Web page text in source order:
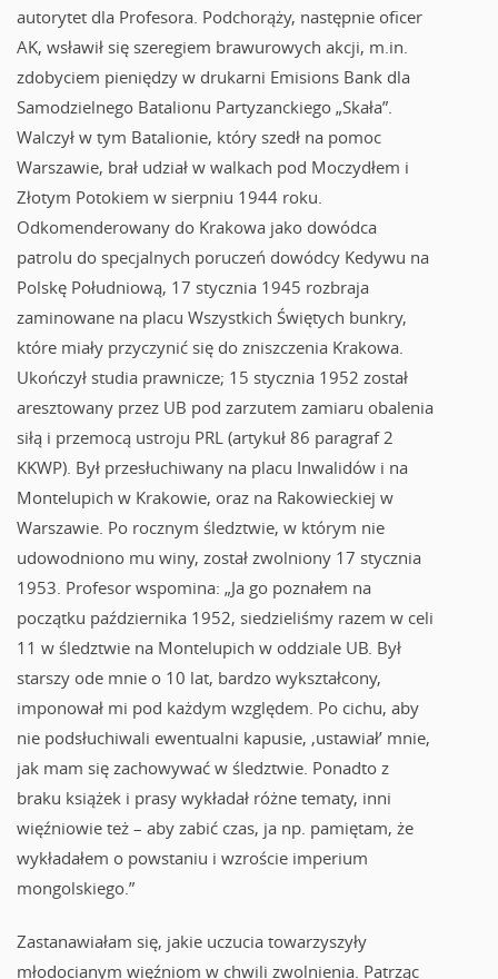
autorytet dla Profesora. Podchorąży, następnie oficer
AK, wsławił się szeregiem brawurowych akcji, m.in.
zdobyciem pieniędzy w drukarni Emisions Bank dla
Samodzielnego Batalionu Partyzanckiego „Skała”.
Walczył w tym Batalionie, który szedł na pomoc
Warszawie, brał udział w walkach pod Moczydłem i
Złotym Potokiem w sierpniu 1944 roku.
Odkomenderowany do Krakowa jako dowódca
patrolu do specjalnych poruczeń dowódcy Kedywu na
Polskę Południową, 17 stycznia 1945 rozbraja
zaminowane na placu Wszystkich Świętych bunkry,
które miały przyczynić się do zniszczenia Krakowa.
Ukończył studia prawnicze; 15 stycznia 1952 został
aresztowany przez UB pod zarzutem zamiaru obalenia
siłą i przemocą ustroju PRL (artykuł 86 paragraf 2
KKWP). Był przesłuchiwany na placu Inwalidów i na
Montelupich w Krakowie, oraz na Rakowieckiej w
Warszawie. Po rocznym śledztwie, w którym nie
udowodniono mu winy, został zwolniony 17 stycznia
1953. Profesor wspomina: „Ja go poznałem na
początku października 1952, siedzieliśmy razem w celi
11 w śledztwie na Montelupich w oddziale UB. Był
starszy ode mnie o 10 lat, bardzo wykształcony,
imponował mi pod każdym względem. Po cichu, aby
nie podsłuchiwali ewentualni kapusie, ‚ustawiał’ mnie,
jak mam się zachowywać w śledztwie. Ponadto z
braku książek i prasy wykładał różne tematy, inni
więźniowie też – aby zabić czas, ja np. pamiętam, że
wykładałem o powstaniu i wzroście imperium
mongolskiego.”
Zastanawiałam się, jakie uczucia towarzyszyły
młodocianym więźniom w chwili zwolnienia. Patrząc